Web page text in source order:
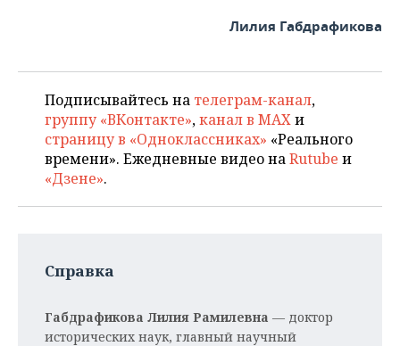
Лилия Габдрафикова
Подписывайтесь на телеграм-канал,
группу «ВКонтакте»,канал в MAXи
страницу в «Одноклассниках» «Реального
времени». Ежедневные видео наRutube и
«Дзене».
Справка
Габдрафикова Лилия Рамилевна — доктор
исторических наук, главный научный